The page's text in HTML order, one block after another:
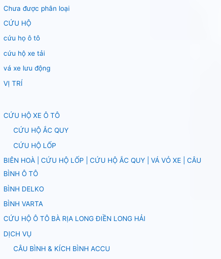
Chưa được phân loại
CỨU HỘ
cứu họ ô tô
cứu hộ xe tải
vá xe lưu động
VỊ TRÍ
CỨU HỘ XE Ô TÔ
CỨU HỘ ẮC QUY
CỨU HỘ LỐP
BIÊN HOÀ | CỨU HỘ LỐP | CỨU HỘ ẮC QUY | VÁ VỎ XE | CÂU
BÌNH Ô TÔ
BÌNH DELKO
BÌNH VARTA
CỨU HỘ Ô TÔ BÀ RỊA LONG ĐIỀN LONG HẢI
DỊCH VỤ
CÂU BÌNH & KÍCH BÌNH ACCU